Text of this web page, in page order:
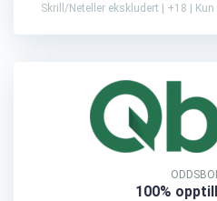
Skrill/Neteller ekskludert | +18 |
100%